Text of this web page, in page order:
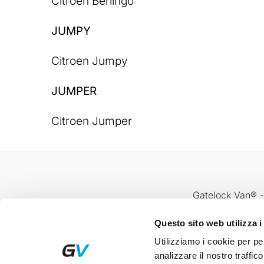
Questo sito web utilizza i
Utilizziamo i cookie per
analizzare il nostro
JUMPY
Citroen Jumpy
JUMPER
Citroen Jumper
Gatelock Van®